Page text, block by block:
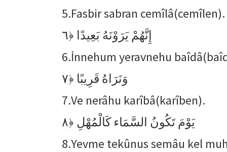
5.Fasbir sabran cemîlâ(cemîlen).
إِنَّهُمْ يَرَوْنَهُ بَعِيدًا ﴿٦
6.İnnehum yeravnehu
وَنَرَاهُ قَرِيبًا ﴿٧
7.Ve nerâhu karîbâ(karîben).
يَوْمَ تَكُونُ السَّمَاء كَالْمُهْلِ ﴿٨
8.Yevme tekûnus semâu kel